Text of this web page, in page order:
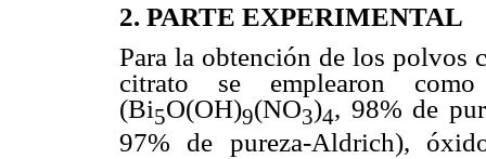
2. PARTE EXPERIMENTAL
Para la obtención de los polvos
citrato se emplearon
(Bi5O(OH)9(NO3)4, 98% de
97% de pureza-Aldrich),